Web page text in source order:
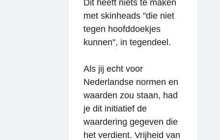
Dit heeft niets te maken
met skinheads "die niet
tegen hoofddoekjes
kunnen", in tegendeel.
Als jij echt voor
Nederlandse normen en
waarden zou staan, had
je dit initiatief de
waardering gegeven die
het verdient. Vrijheid van